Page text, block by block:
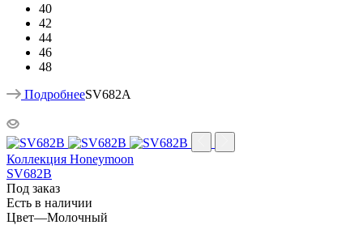
40
42
44
46
48
ПодробнееSV682A
Коллекция Honeymoon
SV682B
Под заказ
Есть в наличии
Цвет—Молочный